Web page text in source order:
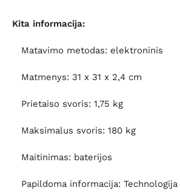
Kita informacija:
Matavimo metodas: elektroninis
Matmenys: 31 x 31 x 2,4 cm
Prietaiso svoris: 1,75 kg
Maksimalus svoris: 180 kg
Maitinimas: baterijos
Papildoma informacija: Technologija